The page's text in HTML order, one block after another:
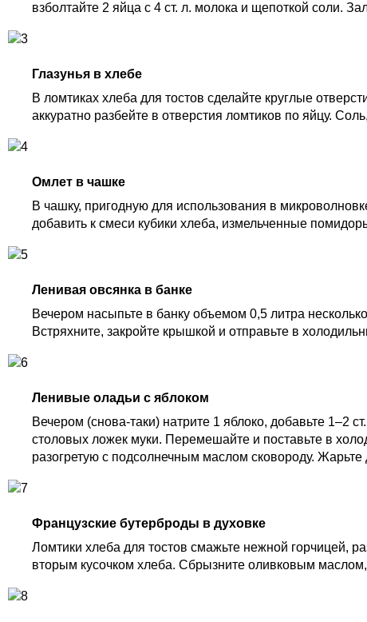
взболтайте 2 яйца с 4 ст. л. молока и щепоткой соли.
Глазунья в хлебе
В ломтиках хлеба для тостов сделайте круглые
аккуратно разбейте в отверстия ломтиков по яйцу.
Омлет в чашке
В чашку, пригодную для использования в
добавить к смеси кубики хлеба, измельченные
Ленивая овсянка в банке
Вечером насыпьте в банку объемом 0,5 литра
Встряхните, закройте крышкой и отправьте в
Ленивые оладьи с яблоком
Вечером (снова-таки) натрите 1 яблоко, добавьте 1–2
столовых ложек муки. Перемешайте и поставьте в
разогретую с подсолнечным маслом сковороду.
Французские бутерброды в духовке
Ломтики хлеба для тостов смажьте нежной горчицей,
вторым кусочком хлеба. Сбрызните оливковым